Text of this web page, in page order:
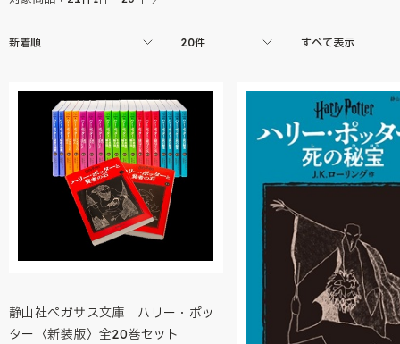
新着順 20件 すべて表示
静山社ペガサス文庫 ハリー・ポッ
ター〈新装版〉全20巻セット